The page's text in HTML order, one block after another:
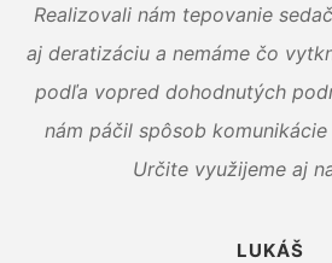
Realizovali nám tepovanie
aj deratizáciu a nemáme čo
podľa vopred dohodnutých
nám páčil spôsob
Určite využijeme aj
LUKÁŠ